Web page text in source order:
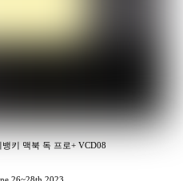
키 맥북 독 프로+ VCD08